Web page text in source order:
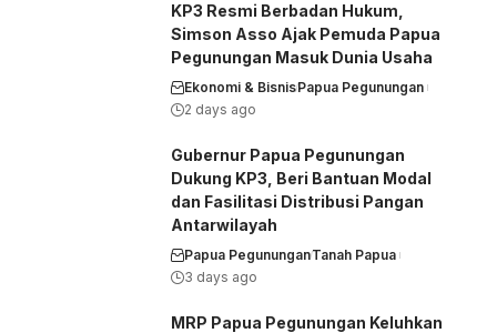
KP3 Resmi Berbadan Hukum,
Simson Asso Ajak Pemuda Papua
Pegunungan Masuk Dunia Usaha
Ekonomi & BisnisPapua Pegunungan
2 days ago
Gubernur Papua Pegunungan
Dukung KP3, Beri Bantuan Modal
dan Fasilitasi Distribusi Pangan
Antarwilayah
Papua PegununganTanah Papua
3 days ago
MRP Papua Pegunungan Keluhkan